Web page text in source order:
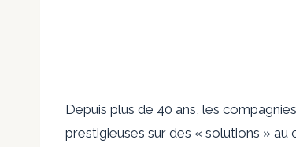
Depuis plus de 40 ans, les
prestigieuses sur des « solutions » au